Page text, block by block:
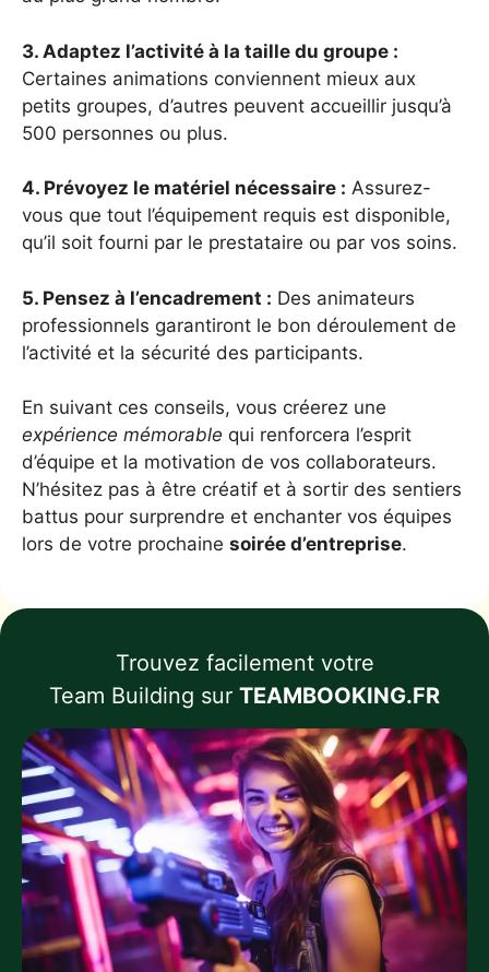
3. Adaptez l’activité à la taille du groupe :
Certaines animations conviennent mieux aux
petits groupes, d’autres peuvent accueillir jusqu’à
500 personnes ou plus.
4. Prévoyez le matériel nécessaire : Assurez-
vous que tout l’équipement requis est disponible,
qu’il soit fourni par le prestataire ou par vos soins.
5. Pensez à l’encadrement : Des animateurs
professionnels garantiront le bon déroulement de
l’activité et la sécurité des participants.
En suivant ces conseils, vous créerez une
expérience mémorable qui renforcera l’esprit
d’équipe et la motivation de vos collaborateurs.
N’hésitez pas à être créatif et à sortir des sentiers
battus pour surprendre et enchanter vos équipes
lors de votre prochaine soirée d’entreprise.
Trouvez facilement votre
Team Building sur TEAMBOOKING.FR